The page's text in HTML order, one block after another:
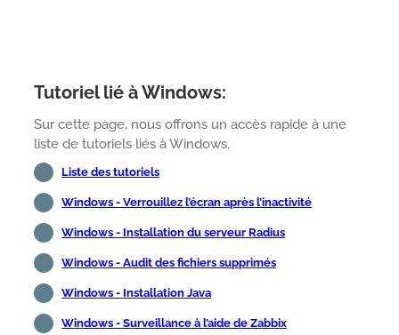
Tutoriel lié à Windows:
Sur cette page, nous offrons un accès rapide à une
liste de tutoriels liés à Windows.
Liste des tutoriels
Windows - Verrouillez l’écran après l’inactivité
Windows - Installation du serveur Radius
Windows - Audit des fichiers supprimés
Windows - Installation Java
Windows - Surveillance à l’aide de Zabbix